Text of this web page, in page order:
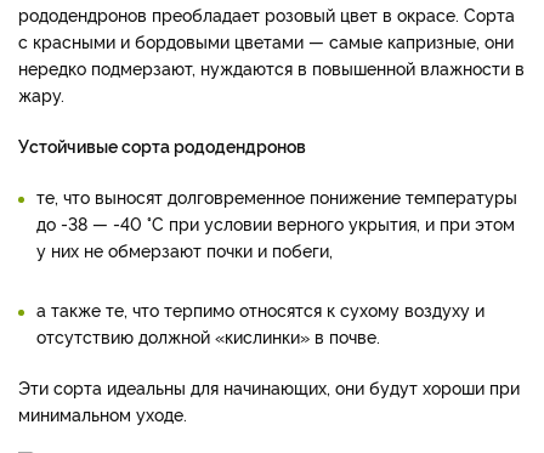
рододендронов преобладает розовый цвет в окрасе. Сорта
с красными и бордовыми цветами — самые капризные, они
нередко подмерзают, нуждаются в повышенной влажности в
жару.
Устойчивые сорта рододендронов
те, что выносят долговременное понижение температуры
до -38 — -40 °C при условии верного укрытия, и при этом
у них не обмерзают почки и побеги,
а также те, что терпимо относятся к сухому воздуху и
отсутствию должной «кислинки» в почве.
Эти сорта идеальны для начинающих, они будут хороши при
минимальном уходе.